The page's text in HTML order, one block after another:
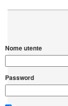
Nome utente
Password